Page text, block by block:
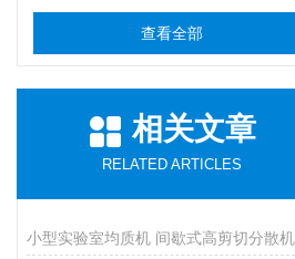
查看全部
相关文章
RELATED ARTICLES